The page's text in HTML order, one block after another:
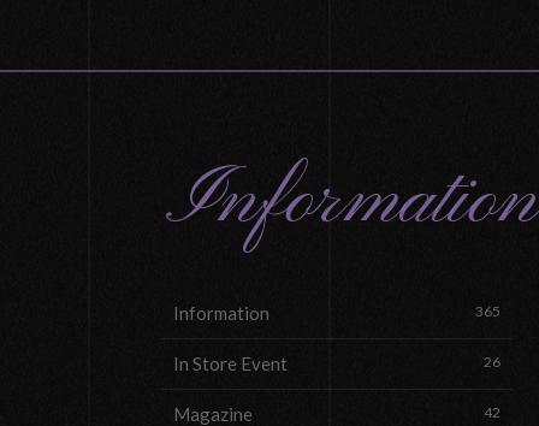
Information
Information 365
In Store Event 26
Magazine 42